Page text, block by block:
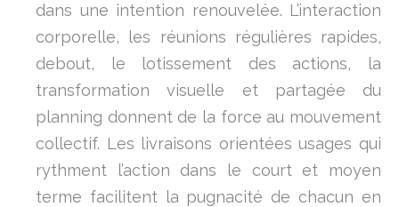
dans une intention renouvelée. L’interaction
corporelle, les réunions régulières rapides,
debout, le lotissement des actions, la
transformation visuelle et partagée du
planning donnent de la force au mouvement
collectif. Les livraisons orientées usages qui
rythment l’action dans le court et moyen
terme facilitent la pugnacité de chacun en